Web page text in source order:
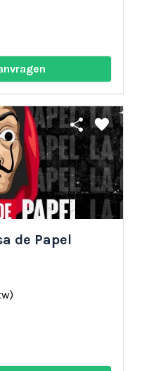
share favorite
de Papel